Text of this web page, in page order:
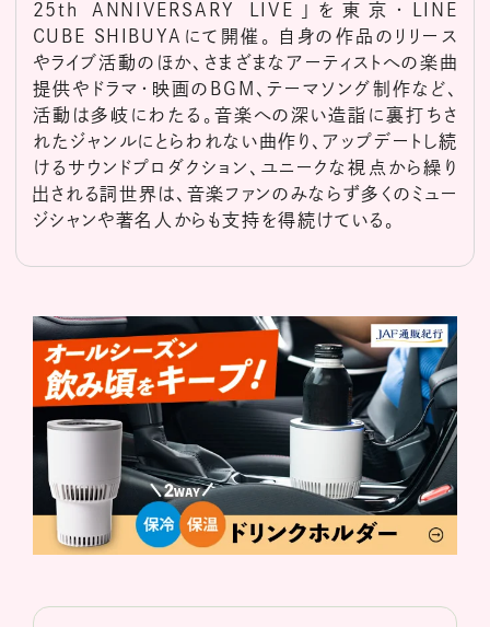
25th ANNIVERSARY LIVE」を東京・LINE
CUBE SHIBUYAにて開催。 自身の作品のリリース
やライブ活動のほか、さまざまなアーティストへの楽曲
提供やドラマ・映画のBGM、テーマソング制作など、
活動は多岐にわたる。音楽への深い造詣に裏打ちさ
れたジャンルにとらわれない曲作り、アップデートし続
けるサウンドプロダクション、ユニークな視点から繰り
出される詞世界は、音楽ファンのみならず多くのミュー
ジシャンや著名人からも支持を得続けている。